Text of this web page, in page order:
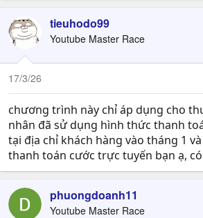
tieuhodo99
Youtube Master Race
17/3/26
chương trình này chỉ áp dụng cho
nhân đã sử dụng hình thức thanh
tại địa chỉ khách hàng vào tháng 1
thanh toán cước trực tuyến bạn ạ,
phuongdoanh11
Youtube Master Race